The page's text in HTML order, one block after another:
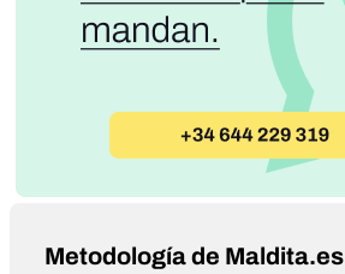
Metodología de Maldita.es